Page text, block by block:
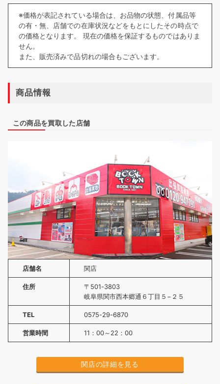
※価格が表記されている場合は、お品物の状態、付属品等
の有・無、店舗での在庫状況などをもとにしたその時点で
の価格となります。 現在の価格を保証するものではありま
せん。
また、販売済みで品切れの場合もございます。
商品情報
この商品を買取した店舗
店舗名 関店
住所
〒501-3803
岐阜県関市西本郷通６丁目５−２５
TEL 0575-29-6870
営業時間 11：00～22：00
関店の詳細を見る